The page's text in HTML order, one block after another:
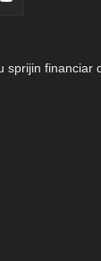
sprijin financiar